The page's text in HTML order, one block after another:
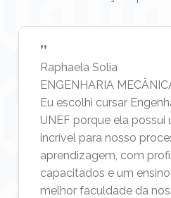
❜❜
Raphaela Solia
ENGENHARIA
Eu escolhi cursar
UNEF porque ela possui
incrível para nosso
aprendizagem, com
capacitados e um
melhor faculdade da